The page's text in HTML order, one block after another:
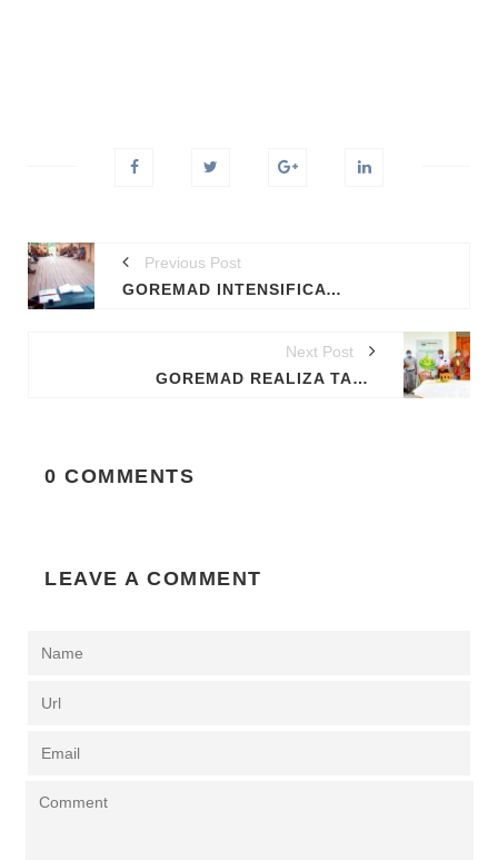
Previous Post
GOREMAD INTENSIFICA PROCESO DE TITULACIÓN DE COMUNIDADES NATIVAS.
Next Post
GOREMAD REALIZA TALLER DE TRABAJO PARA CONSENSUAR CRITERIOS TÉCNICOS EN MANEJO DE CULTIVO DE CACAO EN MADRE DE DIOS.
0 COMMENTS
LEAVE A COMMENT